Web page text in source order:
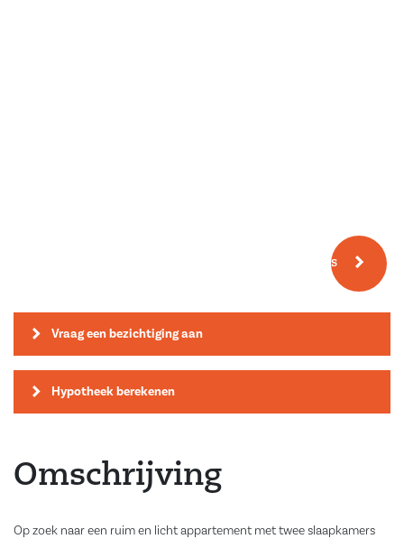
Meer fotos
Vraag een bezichtiging aan
Hypotheek berekenen
Omschrijving
Op zoek naar een ruim en licht appartement met twee slaapkamers